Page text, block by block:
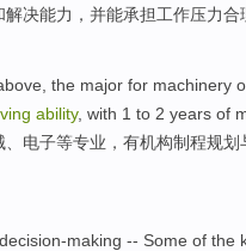
解决能力 ， 并能承担工作压力合
, the major for machinery
ability, with 1 to 2 years of
电子等专业 ， 有机构制程规划
decision-making -- Some of the